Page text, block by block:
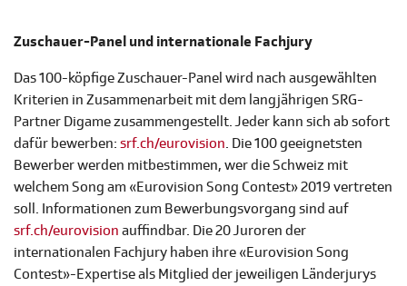
Zuschauer-Panel und internationale Fachjury
Das 100-köpfige Zuschauer-Panel wird nach ausgewählten
Kriterien in Zusammenarbeit mit dem langjährigen SRG-
Partner Digame zusammengestellt. Jeder kann sich ab sofort
dafür bewerben: srf.ch/eurovision. Die 100 geeignetsten
Bewerber werden mitbestimmen, wer die Schweiz mit
welchem Song am «Eurovision Song Contest» 2019 vertreten
soll. Informationen zum Bewerbungsvorgang sind auf
srf.ch/eurovision auffindbar. Die 20 Juroren der
internationalen Fachjury haben ihre «Eurovision Song
Contest»-Expertise als Mitglied der jeweiligen Länderjurys